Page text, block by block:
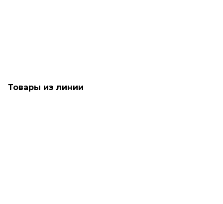
Товары из линии